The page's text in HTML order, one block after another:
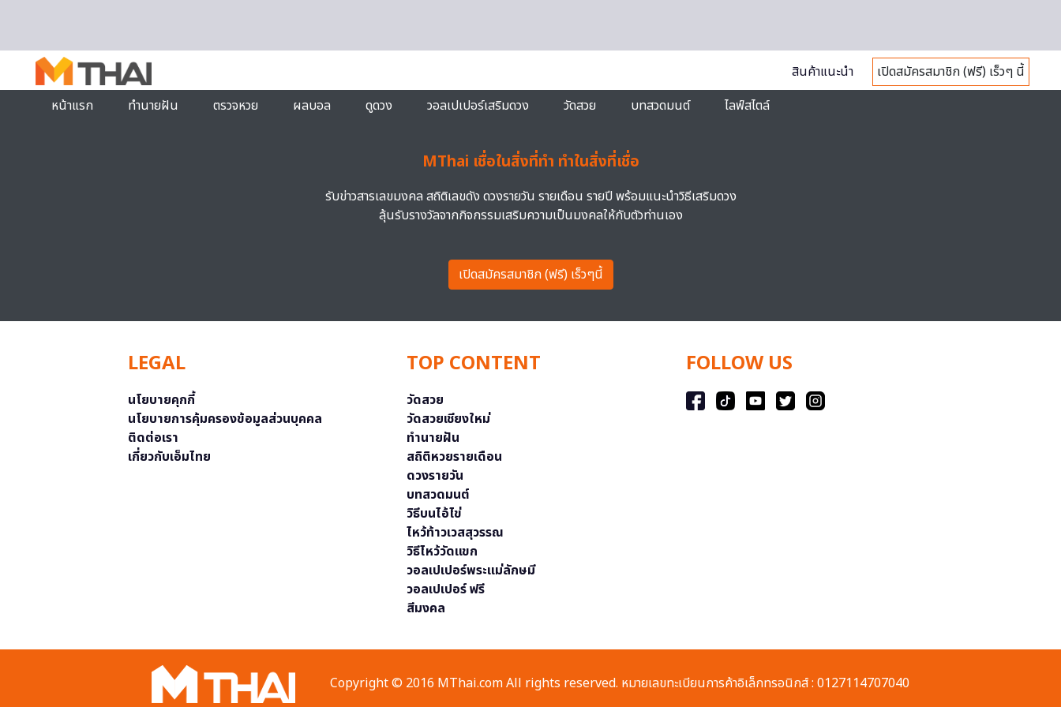
สินค้าแนะนำ
เปิดสมัครสมาชิก (ฟรี) เร็วๆ นี้
หน้าแรก
ทำนายฝัน ตรวจหวย ผลบอล ดูดวง วอลเปเปอร์เสริมดวง วัดสวย บทสวดมนต์ ไลฟ์สไตล์
MThai เชื่อในสิ่งที่ทำ ทำในสิ่งที่เชื่อ
รับข่าวสารเลขมงคล สถิติเลขดัง ดวงรายวัน รายเดือน รายปี พร้อมแนะนำวิธีเสริมดวง
ลุ้นรับรางวัลจากกิจกรรมเสริมความเป็นมงคลให้กับตัวท่านเอง
เปิดสมัครสมาชิก (ฟรี) เร็วๆนี้
LEGAL
นโยบายคุกกี้
นโยบายการคุ้มครองข้อมูลส่วนบุคคล
ติดต่อเรา
เกี่ยวกับเอ็มไทย
TOP CONTENT
วัดสวย
วัดสวยเชียงใหม่
ทำนายฝัน
สถิติหวยรายเดือน
ดวงรายวัน
บทสวดมนต์
วิธีบนไอ้ไข่
ไหว้ท้าวเวสสุวรรณ
วิธีไหว้วัดแขก
วอลเปเปอร์พระแม่ลักษมี
วอลเปเปอร์ ฟรี
สีมงคล
FOLLOW US
Copyright © 2016 MThai.com All rights reserved. หมายเลขทะเบียนการค้าอิเล็กทรอนิกส์ : 0127114707040